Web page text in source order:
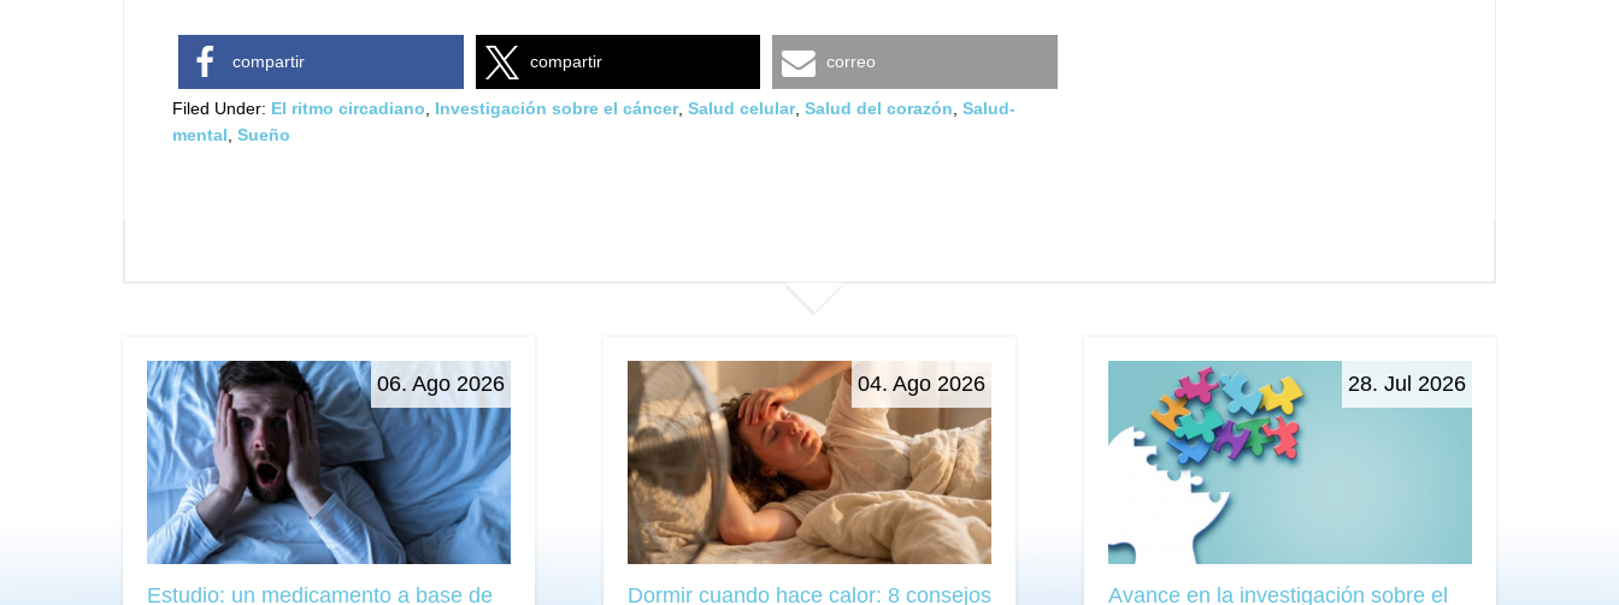
compartir compartir correo
Filed Under: El ritmo circadiano Investigación sobre el cáncer, Salud celular, Salud del corazón Salud-
mental Sueño
06. Ago 2026
Estudio: un medicamento a base de
04. Ago 2026
Dormir cuando hace calor: 8 consejos
28. Jul 2026
Avance en la investigación sobre el